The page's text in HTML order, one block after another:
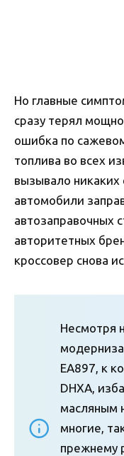
Но главные
сразу терял
ошибка по
топлива во всех
вызывало никаких
автомобили
автозаправочных
авторитетных
кроссовер снова
Несмотря
EA897, к
DHXA,
масляным
многие,
прежнему